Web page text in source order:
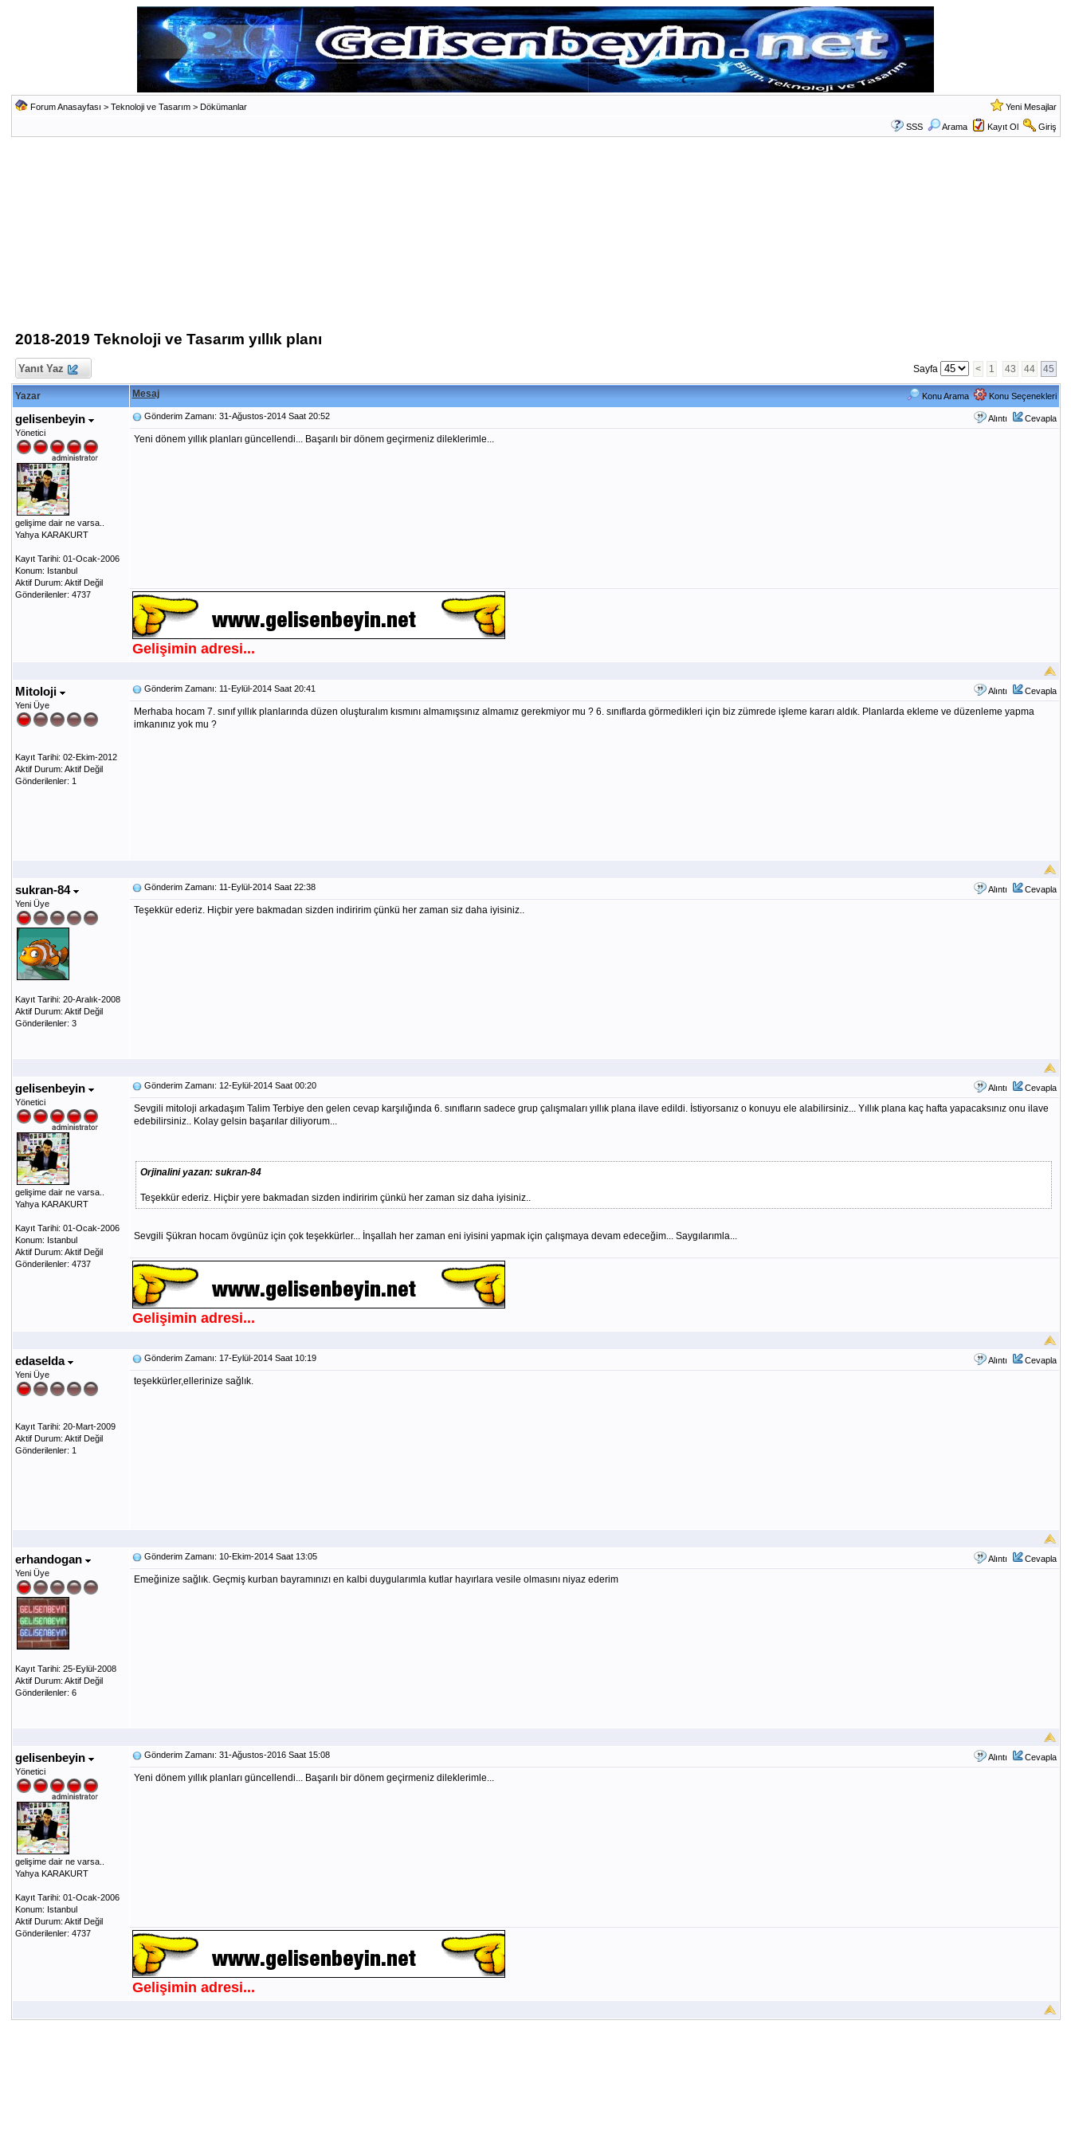
Forum Anasayfası > Teknoloji ve Tasarım> Dökümanlar Yeni Mesajlar
SSS Arama Kayıt Ol Giriş
2018-2019 Teknoloji ve Tasarım yıllık planı
Yanıt Yaz Sayfa < 1 43 44 45
Yazar Mesaj Konu Arama Konu Seçenekleri
gelisenbeyin
Yönetici
gelişime dair ne varsa..
Yahya KARAKURT
Kayıt Tarihi: 01-Ocak-2006
Konum: Istanbul
Aktif Durum: Aktif Değil
Gönderilenler: 4737
Alıntı Cevapla
Gönderim Zamanı: 31-Ağustos-2014 Saat 20:52
Yeni dönem yıllık planları güncellendi... Başarılı bir dönem geçirmeniz dileklerimle...
Gelişimin adresi...
Mitoloji
Yeni Üye
Kayıt Tarihi: 02-Ekim-2012
Aktif Durum: Aktif Değil
Gönderilenler: 1
Alıntı Cevapla
Gönderim Zamanı: 11-Eylül-2014 Saat 20:41
Merhaba hocam 7. sınıf yıllık planlarında düzen oluşturalım kısmını almamışsınız almamız gerekmiyor mu ? 6. sınıflarda görmedikleri için biz zümrede işleme kararı aldık. Planlarda ekleme ve düzenleme yapma
imkanınız yok mu ?
sukran-84
Yeni Üye
Kayıt Tarihi: 20-Aralık-2008
Aktif Durum: Aktif Değil
Gönderilenler: 3
Alıntı Cevapla
Gönderim Zamanı: 11-Eylül-2014 Saat 22:38
Teşekkür ederiz. Hiçbir yere bakmadan sizden indiririm çünkü her zaman siz daha iyisiniz..
gelisenbeyin
Yönetici
gelişime dair ne varsa..
Yahya KARAKURT
Kayıt Tarihi: 01-Ocak-2006
Konum: Istanbul
Aktif Durum: Aktif Değil
Gönderilenler: 4737
Alıntı Cevapla
Gönderim Zamanı: 12-Eylül-2014 Saat 00:20
Sevgili mitoloji arkadaşım Talim Terbiye den gelen cevap karşılığında 6. sınıfların sadece grup çalışmaları yıllık plana ilave edildi. İstiyorsanız o konuyu ele alabilirsiniz... Yıllık plana kaç hafta yapacaksınız onu ilave
edebilirsiniz.. Kolay gelsin başarılar diliyorum...
Orjinalini yazan: sukran-84
Teşekkür ederiz. Hiçbir yere bakmadan sizden indiririm çünkü her zaman siz daha iyisiniz..
Sevgili Şükran hocam övgünüz için çok teşekkürler... İnşallah her zaman eni iyisini yapmak için çalışmaya devam edeceğim... Saygılarımla...
Gelişimin adresi...
edaselda
Yeni Üye
Kayıt Tarihi: 20-Mart-2009
Aktif Durum: Aktif Değil
Gönderilenler: 1
Alıntı Cevapla
Gönderim Zamanı: 17-Eylül-2014 Saat 10:19
teşekkürler,ellerinize sağlık.
erhandogan
Yeni Üye
Kayıt Tarihi: 25-Eylül-2008
Aktif Durum: Aktif Değil
Gönderilenler: 6
Alıntı Cevapla
Gönderim Zamanı: 10-Ekim-2014 Saat 13:05
Emeğinize sağlık. Geçmiş kurban bayramınızı en kalbi duygularımla kutlar hayırlara vesile olmasını niyaz ederim
gelisenbeyin
Yönetici
gelişime dair ne varsa..
Yahya KARAKURT
Kayıt Tarihi: 01-Ocak-2006
Konum: Istanbul
Aktif Durum: Aktif Değil
Gönderilenler: 4737
Alıntı Cevapla
Gönderim Zamanı: 31-Ağustos-2016 Saat 15:08
Yeni dönem yıllık planları güncellendi... Başarılı bir dönem geçirmeniz dileklerimle...
Gelişimin adresi...